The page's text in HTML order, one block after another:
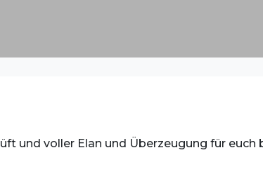
und voller Elan und Überzeugung für